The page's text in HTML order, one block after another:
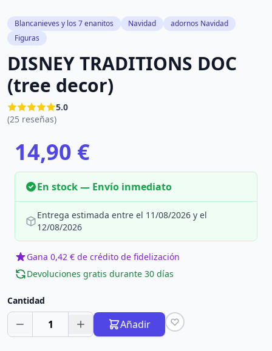
Blancanieves y los 7 enanitos Navidad
adornos Navidad
Figuras
DISNEY TRADITIONS DOC
(tree decor)
5.0
(25 reseñas)
14,90 €
En stock — Envío inmediato
Entrega estimada entre el 11/08/2026 y el
12/08/2026
Gana 0,42 € de crédito de fidelización
Devoluciones gratis durante 30 días
Cantidad
1 Añadir